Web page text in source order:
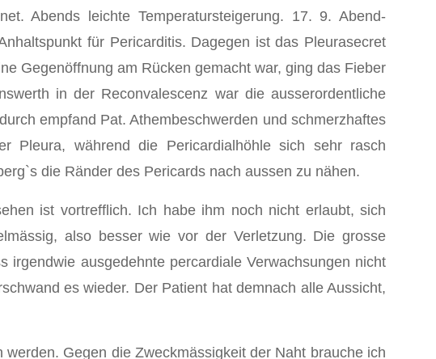
Abends leichte Temperatursteigerung. 17. 9. Abend-
für Pericarditis. Dagegen ist das Pleurasecret
Gegenöffnung am Rücken gemacht war, ging das Fieber
in der Reconvalescenz war die ausserordentliche
empfand Pat. Athembeschwerden und schmerzhaftes
Pleura, während die Pericardialhöhle sich sehr rasch
die Ränder des Pericards nach aussen zu nähen.
ist vortrefflich. Ich habe ihm noch nicht erlaubt, sich
also besser wie vor der Verletzung. Die grosse
irgendwie ausgedehnte percardiale Verwachsungen nicht
es wieder. Der Patient hat demnach alle Aussicht,
Gegen die Zweckmässigkeit der Naht brauche ich